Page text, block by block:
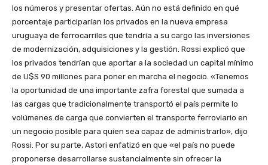
los números y presentar ofertas. Aún no está definido en qué
porcentaje participarían los privados en la nueva empresa
uruguaya de ferrocarriles que tendría a su cargo las inversiones
de modernización, adquisiciones y la gestión. Rossi explicó que
los privados tendrían que aportar a la sociedad un capital mínimo
de U$S 90 millones para poner en marcha el negocio. «Tenemos
la oportunidad de una importante zafra forestal que sumada a
las cargas que tradicionalmente transportó el país permite lo
volúmenes de carga que convierten el transporte ferroviario en
un negocio posible para quien sea capaz de administrarlo», dijo
Rossi. Por su parte, Astori enfatizó en que «el país no puede
proponerse desarrollarse sustancialmente sin ofrecer la